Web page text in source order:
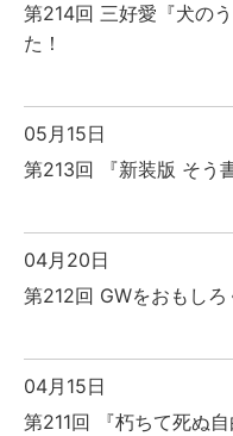
第214回 三好愛『犬の
た！
05月15日
第213回 『新装版 そう
04月20日
第212回 GWをおもし
04月15日
第211回 『朽ちて死ぬ